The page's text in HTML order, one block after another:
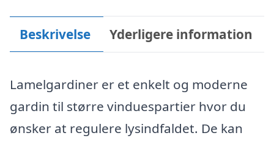
Beskrivelse Yderligere information
Lamelgardiner er et enkelt og moderne
gardin til større vinduespartier hvor du
ønsker at regulere lysindfaldet. De kan